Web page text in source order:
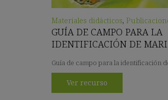
Materiales didácticos,
GUÍA DE CAMPO PARA LA
IDENTIFICACIÓN DE
Guía de campo para la identificación
Ver recurso